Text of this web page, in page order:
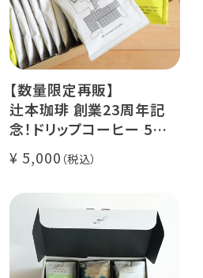
【数量限定再販】
辻本珈琲 創業23周年記
念！ドリップコーヒー 5種
50杯セット
アニバーサリーブレンド
（コスタリカ ルワンダ メキ
シコ）
イツモブレンド ヨウソロー
ぱんじかん
期間限定 送料無料
5,000